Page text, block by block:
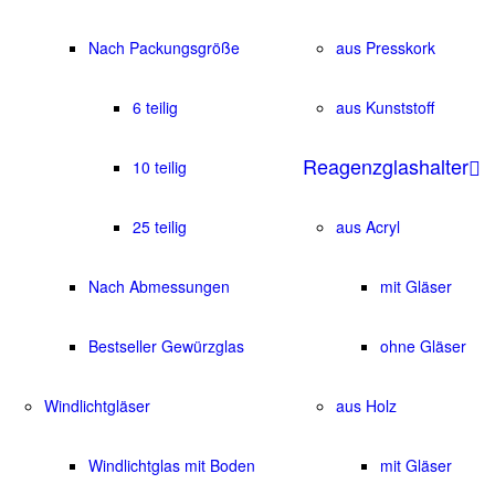
Nach Packungsgröße
6 teilig
10 teilig
25 teilig
Nach Abmessungen
Bestseller Gewürzglas
Windlichtgläser
Windlichtglas mit Boden
aus Presskork
aus Kunststoff
Reagenzglashalter
aus Acryl
mit Gläser
ohne Gläser
aus Holz
mit Gläser